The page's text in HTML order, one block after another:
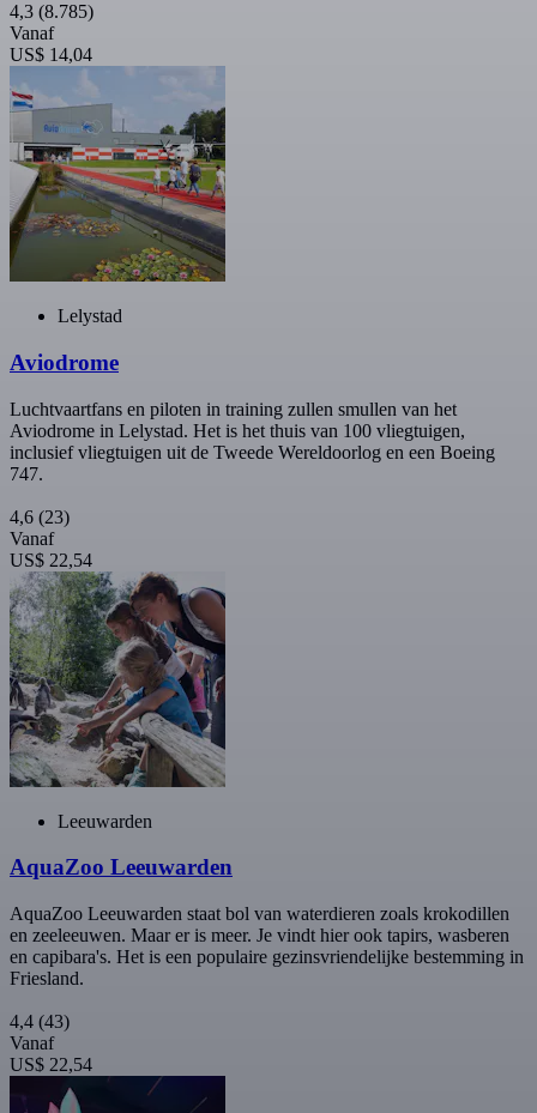
4,3 (8.785)
Vanaf
US$ 14,04
Lelystad
Aviodrome
Luchtvaartfans en piloten in training zullen smullen van het
Aviodrome in Lelystad. Het is het thuis van 100 vliegtuigen,
inclusief vliegtuigen uit de Tweede Wereldoorlog en een Boeing
747.
4,6 (23)
Vanaf
US$ 22,54
Leeuwarden
AquaZoo Leeuwarden
AquaZoo Leeuwarden staat bol van waterdieren zoals krokodillen
en zeeleeuwen. Maar er is meer. Je vindt hier ook tapirs, wasberen
en capibara's. Het is een populaire gezinsvriendelijke bestemming in
Friesland.
4,4 (43)
Vanaf
US$ 22,54